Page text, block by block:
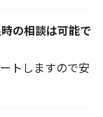
の相談は可能で
トしますので安